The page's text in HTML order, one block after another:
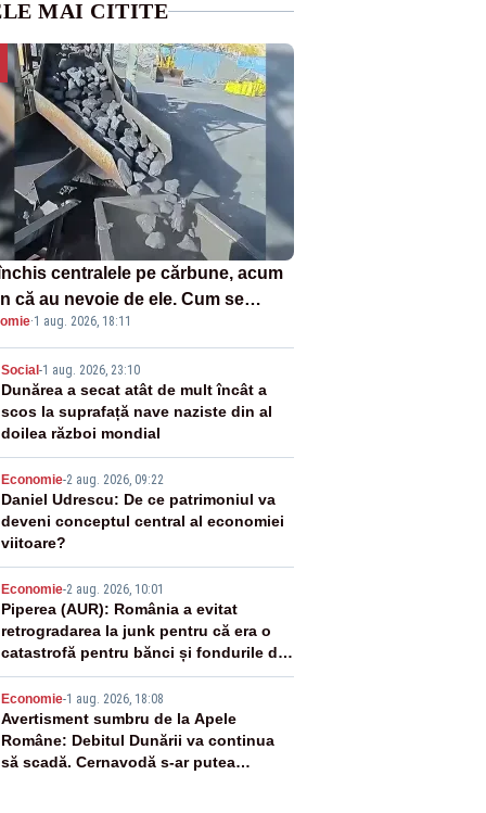
MAI CITITE
centralele pe cărbune, acum
că au nevoie de ele. Cum se
vina în plină criză energetică
·1 aug. 2026, 18:11
Social -1 aug. 2026, 23:10
Dunărea a secat atât de mult încât a
scos la suprafață nave naziste din al
doilea război mondial
Economie-2 aug. 2026, 09:22
Daniel Udrescu: De ce patrimoniul va
deveni conceptul central al economiei
viitoare?
Economie-2 aug. 2026, 10:01
Piperea (AUR): România a evitat
retrogradarea la junk pentru că era o
catastrofă pentru bănci și fondurile de
pensii
Economie-1 aug. 2026, 18:08
Avertisment sumbru de la Apele
Române: Debitul Dunării va continua
să scadă. Cernavodă s-ar putea